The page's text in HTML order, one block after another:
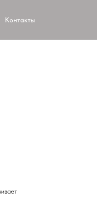
Контакты